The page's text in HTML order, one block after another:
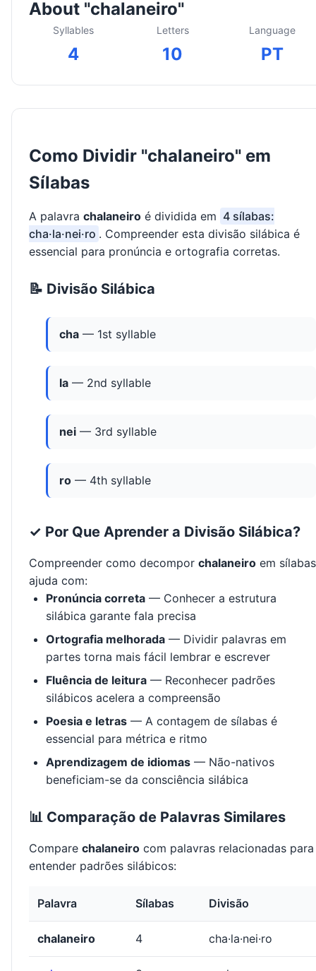
About "chalaneiro"
Syllables
4
Letters
10
Language
PT
Como Dividir "chalaneiro" em
Sílabas
A palavra chalaneiro é dividida em 4 sílabas:
cha·la·nei·ro . Compreender esta divisão silábica é
essencial para pronúncia e ortografia corretas.
📝 Divisão Silábica
cha — 1st syllable
la — 2nd syllable
nei — 3rd syllable
ro — 4th syllable
✓ Por Que Aprender a Divisão Silábica?
Compreender como decompor chalaneiro em sílabas
ajuda com:
Pronúncia correta — Conhecer a estrutura
silábica garante fala precisa
Ortografia melhorada — Dividir palavras em
partes torna mais fácil lembrar e escrever
Fluência de leitura — Reconhecer padrões
silábicos acelera a compreensão
Poesia e letras — A contagem de sílabas é
essencial para métrica e ritmo
Aprendizagem de idiomas — Não-nativos
beneficiam-se da consciência silábica
📊 Comparação de Palavras Similares
Compare chalaneiro com palavras relacionadas para
entender padrões silábicos:
Palavra Sílabas Divisão
chalaneiro 4 cha·la·nei·ro